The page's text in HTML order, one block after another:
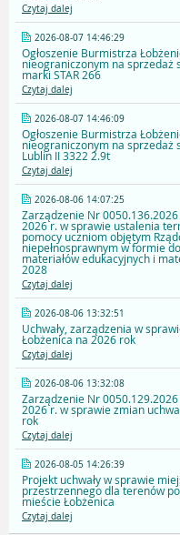
Czytaj dalej
2026-08-07 14:46:29
Ogłoszenie Burmistrza
nieograniczonym na sprzedaż
marki STAR 266
Czytaj dalej
2026-08-07 14:46:09
Ogłoszenie Burmistrza
nieograniczonym na sprzedaż
Lublin II 3322 2.9t
Czytaj dalej
2026-08-06 14:07:25
Zarządzenie Nr
2026 r. w sprawie ustalenia
pomocy uczniom objętym
niepełnosprawnym w formie
materiałów edukacyjnych i
2028
Czytaj dalej
2026-08-06 13:32:51
Uchwały, zarządzenia w
Łobżenica na 2026 rok
Czytaj dalej
2026-08-06 13:32:08
Zarządzenie Nr
2026 r. w sprawie zmian
rok
Czytaj dalej
2026-08-05 14:26:39
Projekt uchwały w sprawie
przestrzennego dla terenów
mieście Łobżenica
Czytaj dalej